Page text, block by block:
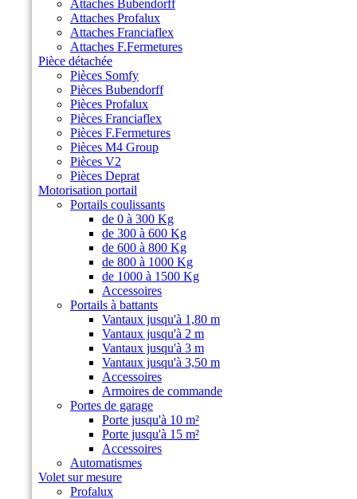
Attaches Bubendorff
Attaches Profalux
Attaches Franciaflex
Attaches F.Fermetures
Pièce détachée
Pièces Somfy
Pièces Bubendorff
Pièces Profalux
Pièces Franciaflex
Pièces F.Fermetures
Pièces M4 Group
Pièces V2
Pièces Deprat
Motorisation portail
Portails coulissants
de 0 à 300 Kg
de 300 à 600 Kg
de 600 à 800 Kg
de 800 à 1000 Kg
de 1000 à 1500 Kg
Accessoires
Portails à battants
Vantaux jusqu'à 1,80 m
Vantaux jusqu'à 2 m
Vantaux jusqu'à 3 m
Vantaux jusqu'à 3,50 m
Accessoires
Armoires de commande
Portes de garage
Porte jusqu'à 10 m²
Porte jusqu'à 15 m²
Accessoires
Automatismes
Volet sur mesure
Profalux